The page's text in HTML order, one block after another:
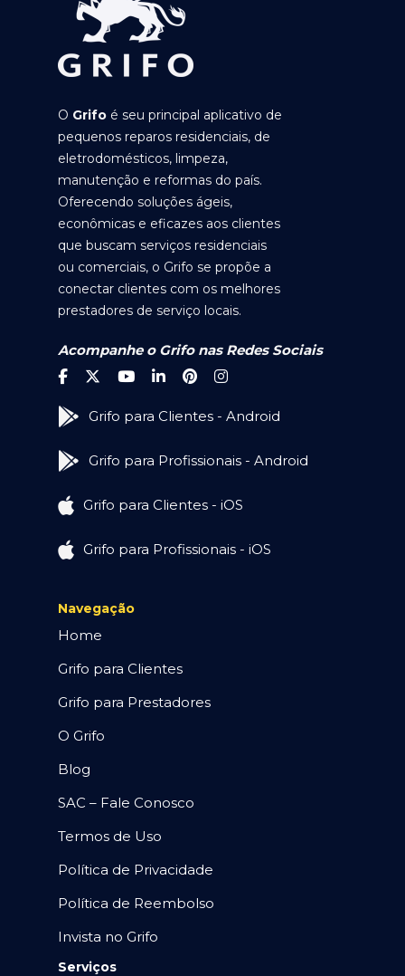
O Grifo é seu principal aplicativo de
pequenos reparos residenciais, de
eletrodomésticos, limpeza,
manutenção e reformas do país.
Oferecendo soluções ágeis,
econômicas e eficazes aos clientes
que buscam serviços residenciais
ou comerciais, o Grifo se propõe a
conectar clientes com os melhores
prestadores de serviço locais.
Acompanhe o Grifo nas Redes Sociais
Grifo para Clientes - Android
Grifo para Profissionais - Android
Grifo para Clientes - iOS
Grifo para Profissionais - iOS
Navegação
Home
Grifo para Clientes
Grifo para Prestadores
O Grifo
Blog
SAC – Fale Conosco
Termos de Uso
Política de Privacidade
Política de Reembolso
Invista no Grifo
Serviços